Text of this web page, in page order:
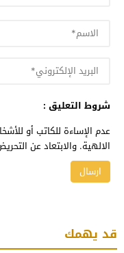
شروط التعليق :
عدم الإساءة للكاتب أو
الالهية. والابتعاد عن
قد يهمك